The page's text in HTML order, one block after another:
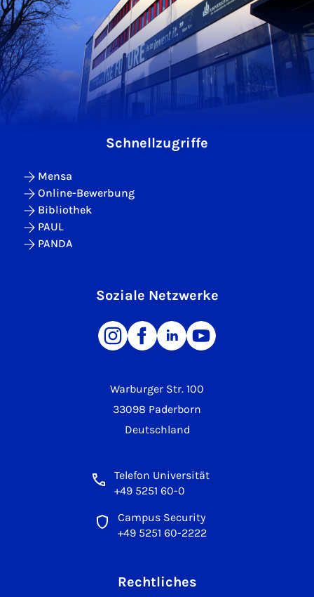
Warburger Str. 100
33098 Paderborn
Deutschland
Telefon Universität
+49 5251 60-0
Campus Security
+49 5251 60-2222
Schnellzugriffe
Mensa
Online-Bewerbung
Bibliothek
PAUL
PANDA
Soziale Netzwerke
Rechtliches